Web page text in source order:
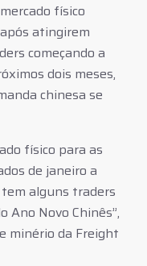
físico
atingirem
começando a
dois meses,
chinesa se
físico para as
de janeiro a
alguns traders
Ano Novo Chinês”,
minério da Freight